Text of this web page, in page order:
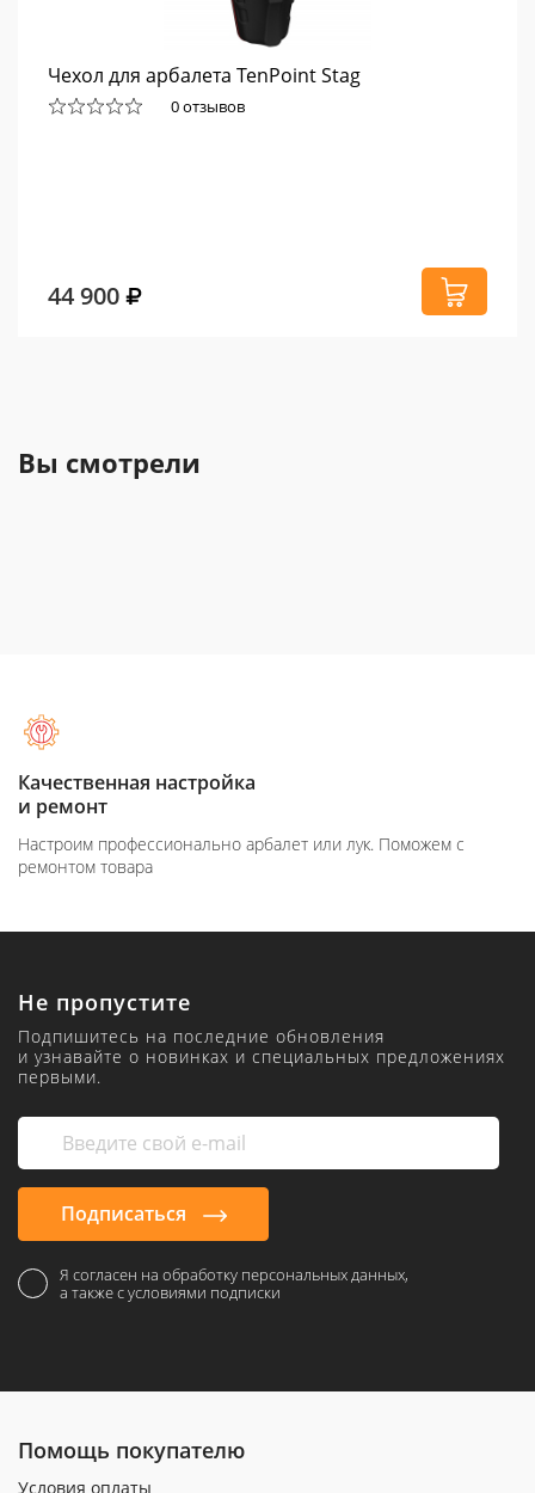
Чехол для арбалета TenPoint Stag
0 отзывов
44 900
Вы смотрели
Качественная настройка
и ремонт
Настроим профессионально арбалет или лук. Поможем с
ремонтом товара
Не пропустите
Подпишитесь на последние обновления
и узнавайте о новинках и специальных предложениях
первыми.
Подписаться
Я согласен на обработку персональных данных,
а также с условиями подписки
Помощь покупателю
Условия оплаты